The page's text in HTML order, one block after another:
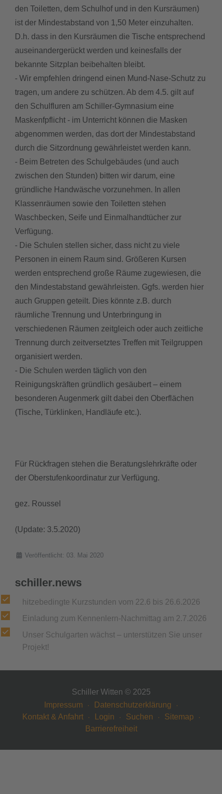
schiller.news
hitzebedingte Kurzstunden vom 22.6 bis 26.6.2026
Einladung zum Kennenlern-Nachmittag am 2.7.2026
Unser Schulgarten wächst – unterstützen Sie unser
Projekt!
den Toiletten, dem Schulhof und in den Kursräumen)
ist der Mindestabstand von 1,50 Meter einzuhalten.
D.h. dass in den Kursräumen die Tische entsprechend
auseinandergerückt werden und keinesfalls der
bekannte Sitzplan beibehalten bleibt.
- Wir empfehlen dringend einen Mund-Nase-Schutz zu
tragen, um andere zu schützen. Ab dem 4.5. gilt auf
den Schulfluren am Schiller-Gymnasium eine
Maskenfpflicht - im Unterricht können die Masken
abgenommen werden, das dort der Mindestabstand
durch die Sitzordnung gewährleistet werden kann.
- Beim Betreten des Schulgebäudes (und auch
zwischen den Stunden) bitten wir darum, eine
gründliche Handwäsche vorzunehmen. In allen
Klassenräumen sowie den Toiletten stehen
Waschbecken, Seife und Einmalhandtücher zur
Verfügung.
- Die Schulen stellen sicher, dass nicht zu viele
Personen in einem Raum sind. Größeren Kursen
werden entsprechend große Räume zugewiesen, die
den Mindestabstand gewährleisten. Ggfs. werden hier
auch Gruppen geteilt. Dies könnte z.B. durch
räumliche Trennung und Unterbringung in
verschiedenen Räumen zeitgleich oder auch zeitliche
Trennung durch zeitversetztes Treffen mit Teilgruppen
organisiert werden.
- Die Schulen werden täglich von den
Reinigungskräften gründlich gesäubert – einem
besonderen Augenmerk gilt dabei den Oberflächen
(Tische, Türklinken, Handläufe etc.).
Für Rückfragen stehen die Beratungslehrkräfte oder
der Oberstufenkoordinatur zur Verfügung.
gez. Roussel
(Update: 3.5.2020)
DetailsVeröffentlicht: 03. Mai 2020
Schiller Witten © 2025
Impressum
Datenschutzerklärung
Kontakt & Anfahrt
Login Suchen
Sitemap
Barrierefreiheit